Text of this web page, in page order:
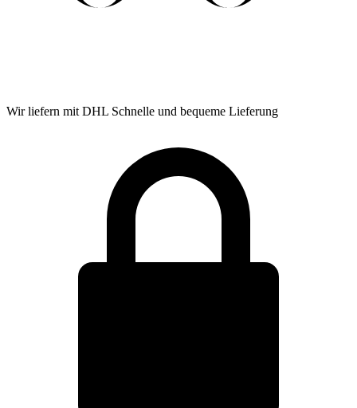
Wir liefern mit DHL Schnelle und bequeme Lieferung